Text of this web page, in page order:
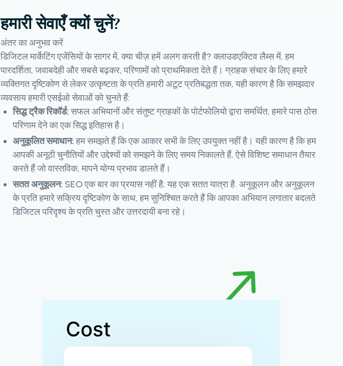
हमारी सेवाएँ क्यों चुनें?
अंतर का अनुभव करें
डिजिटल मार्केटिंग एजेंसियों के सागर में, क्या चीज़ हमें अलग करती है? क्लाउडएक्टिव लैब्स में, हम
पारदर्शिता, जवाबदेही और सबसे बढ़कर, परिणामों को प्राथमिकता देते हैं। ग्राहक संचार के लिए हमारे
व्यक्तिगत दृष्टिकोण से लेकर उत्कृष्टता के प्रति हमारी अटूट प्रतिबद्धता तक, यही कारण है कि समझदार
व्यवसाय हमारी एसईओ सेवाओं को चुनते हैं:
सिद्ध ट्रैक रिकॉर्ड:सफल अभियानों और संतुष्ट ग्राहकों के पोर्टफोलियो द्वारा समर्थित, हमारे पास ठोस
परिणाम देने का एक सिद्ध इतिहास है।
अनुकूलित समाधान:हम समझते हैं कि एक आकार सभी के लिए उपयुक्त नहीं है। यही कारण है कि हम
आपकी अनूठी चुनौतियों और उद्देश्यों को समझने के लिए समय निकालते हैं, ऐसे विशिष्ट समाधान तैयार
करते हैं जो वास्तविक, मापने योग्य प्रभाव डालते हैं।
सतत अनुकूलन: SEO एक बार का प्रयास नहीं है; यह एक सतत यात्रा है. अनुकूलन और अनुकूलन
के प्रति हमारे सक्रिय दृष्टिकोण के साथ, हम सुनिश्चित करते हैं कि आपका अभियान लगातार बदलते
डिजिटल परिदृश्य के प्रति चुस्त और उत्तरदायी बना रहे।